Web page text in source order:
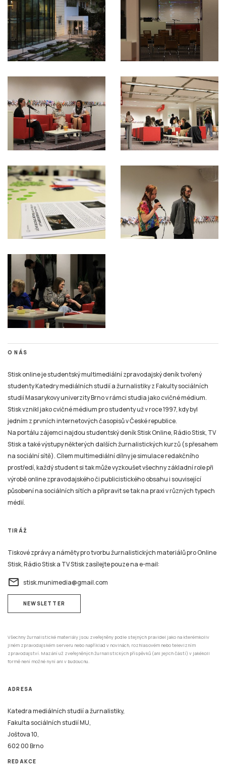
O NÁS
Stisk online je studentský multimediální zpravodajský deník tvořený
studenty Katedry mediálních studií a žurnalistiky z Fakulty sociálních
studií Masarykovy univerzity Brno v rámci studia jako cvičné médium.
Stisk vznikl jako cvičné médium pro studenty už v roce 1997, kdy byl
jedním z prvních internetových časopisů v České republice.
Na portálu zájemci najdou studentský deník Stisk Online, Rádio Stisk, TV
Stisk a také výstupy některých dalších žurnalistických kurzů (s přesahem
na sociální sítě). Cílem multimediální dílny je simulace redakčního
prostředí, každý student si tak může vyzkoušet všechny základní role při
výrobě online zpravodajského či publicistického obsahu i související
působení na sociálních sítích a připravit se tak na praxi v různých typech
médií.
TIRÁŽ
Tiskové zprávy a náměty pro tvorbu žurnalistických materiálů pro Online
Stisk, Rádio Stisk a TV Stisk zasílejte pouze na e-mail:
email stisk.munimedia@gmail.com
NEWSLETTER
Všechny žurnalistické materiály jsou zveřejněny podle stejných pravidel jako na kterémkoliv
jiném zpravodajském serveru nebo například v novinách, rozhlasovém nebo televizním
zpravodajství. Mazání už zveřejněných žurnalistických příspěvků (ani jejich částí) v jakékoli
formě není možné nyní ani v budoucnu.
ADRESA
Katedra mediálních studií a žurnalistiky,
Fakulta sociálních studií MU,
Joštova 10,
602 00 Brno
REDAKCE